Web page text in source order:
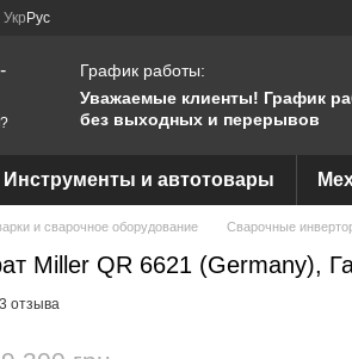
Укр Рус
График работы:
Уважаемые клиенты! График
без выходных и перерывов
Инструменты и автотовары
и сварочное оборудование Сварочные
Miller QR 6621 (Germany),
3 отзыва